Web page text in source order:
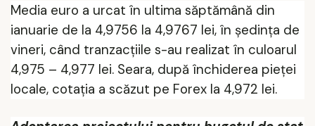
Media euro a urcat în ultima săptămână din
ianuarie de la 4,9756 la 4,9767 lei, în ședința de
vineri, când tranzacțiile s-au realizat în culoarul
4,975 – 4,977 lei. Seara, după închiderea pieței
locale, cotația a scăzut pe Forex la 4,972 lei.